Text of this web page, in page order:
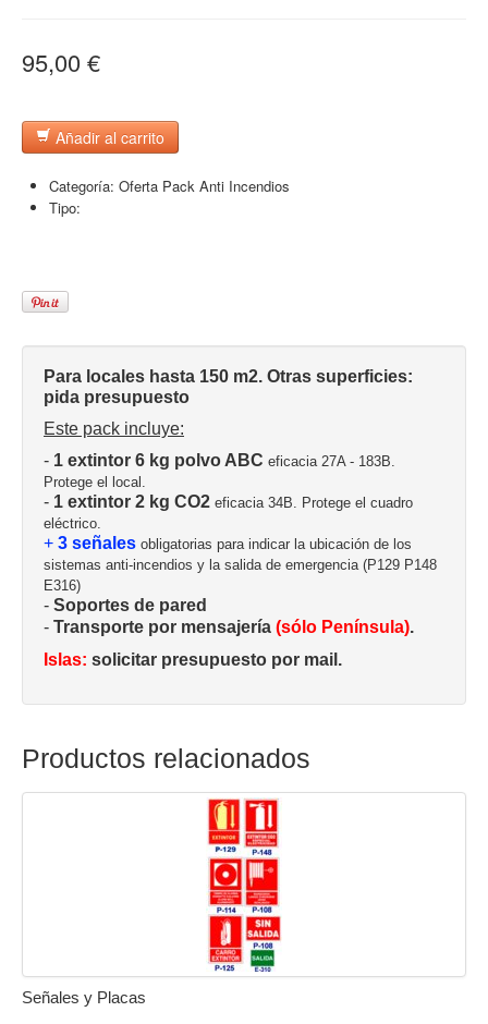
95,00 €
Añadir al carrito
Categoría: Oferta Pack Anti Incendios
Tipo:
Para locales hasta 150 m2. Otras superficies:
pida presupuesto
Este pack incluye:
- 1 extintor 6 kg polvo ABC eficacia 27A - 183B.
Protege el local.
- 1 extintor 2 kg CO2 eficacia 34B. Protege el cuadro
eléctrico.
+ 3 señales obligatorias para indicar la ubicación de los
sistemas anti-incendios y la salida de emergencia (P129 P148
E316)
- Soportes de pared
- Transporte por mensajería (sólo Península).
Islas: solicitar presupuesto por mail.
Productos relacionados
Señales y Placas